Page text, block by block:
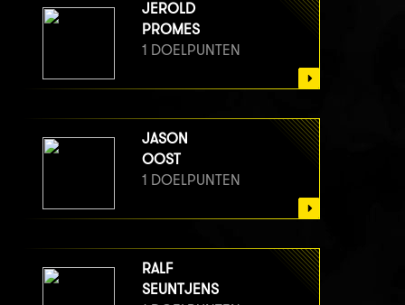
JEROLD
PROMES
1 DOELPUNTEN
JASON
OOST
1 DOELPUNTEN
RALF
SEUNTJENS